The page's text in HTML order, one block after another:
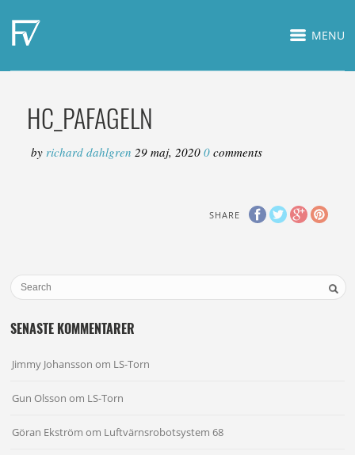
MENU
HC_PAFAGELN
byrichard dahlgren29 maj, 2020 0comments
SHARE
SENASTE KOMMENTARER
Jimmy Johansson om LS-Torn
Gun Olsson om LS-Torn
Göran Ekström om Luftvärnsrobotsystem 68